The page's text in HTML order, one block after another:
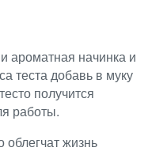
ароматная начинка и
теста добавь в муку
получится
работы.
облегчат жизнь